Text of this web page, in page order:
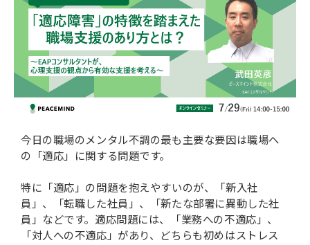
今日の職場のメンタル不調の最も主要な要因は職場へ
の「適応」に関する問題です。
特に「適応」の問題を抱えやすいのが、「新入社
員」、「転職した社員」、「新たな部署に異動した社
員」などです。適応問題には、「業務への不適応」、
「対人への不適応」があり、どちらも初めはストレス